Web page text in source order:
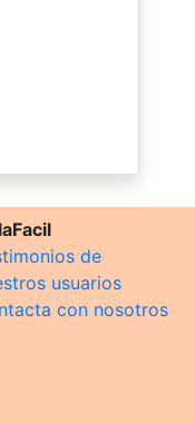
de
usuarios
con nosotros